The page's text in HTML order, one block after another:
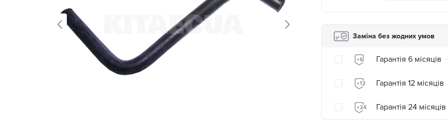
Заміна без жодних умов
+6 Гарантія 6 місяців
+12 Гарантія 12 місяців
+24 Гарантія 24 місяців